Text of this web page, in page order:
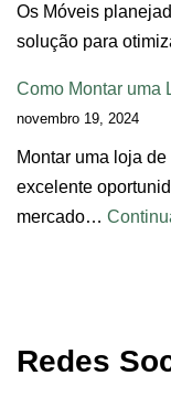
Os Móveis
solução para
Como Montar uma
novembro 19, 2024
Montar uma loja
excelente
mercado…
Redes